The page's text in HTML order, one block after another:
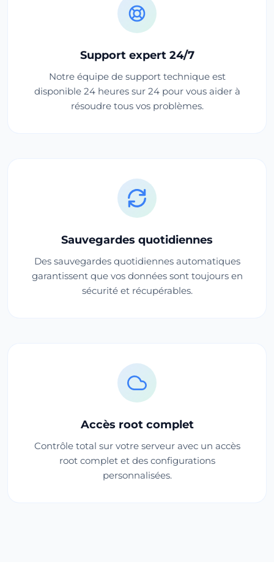
Support expert 24/7
Notre équipe de support technique est
disponible 24 heures sur 24 pour vous aider à
résoudre tous vos problèmes.
Sauvegardes quotidiennes
Des sauvegardes quotidiennes automatiques
garantissent que vos données sont toujours en
sécurité et récupérables.
Accès root complet
Contrôle total sur votre serveur avec un accès
root complet et des configurations
personnalisées.